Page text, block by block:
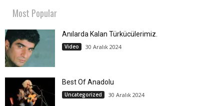
Most Popular
Anılarda Kalan Türkücülerimiz.
Video 30 Aralık 2024
Best Of Anadolu
Uncategorized 30 Aralık 2024